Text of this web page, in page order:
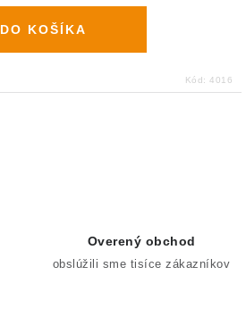
DO KOŠÍKA
Kód: 4016
Overený obchod
obslúžili sme tisíce zákazníkov